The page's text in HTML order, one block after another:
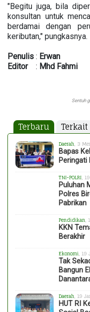
"Begitu juga, bila
konsultan untuk
berdamai dengan
keributan," pungkasnya.
Penulis : Erwan
Editor: Mhd Fahmi
Sentuh
Terbaru Terkait
Daerah , 3
Bapas
Peringati
TNI-POLRI ,
Puluhan
Polres
Pabrikan
Pendidikan ,
KKN
Berakhir
Ekonomi , 19
Tak
Bangun
Daerah , 19
HUT RI